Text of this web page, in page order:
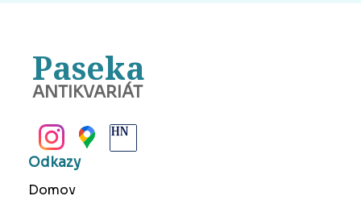
Paseka
ANTIKVARIÁT
Odkazy
Domov